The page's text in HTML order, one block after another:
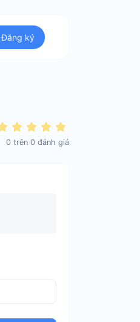
Đăng ký
0 trên 0 đánh giá